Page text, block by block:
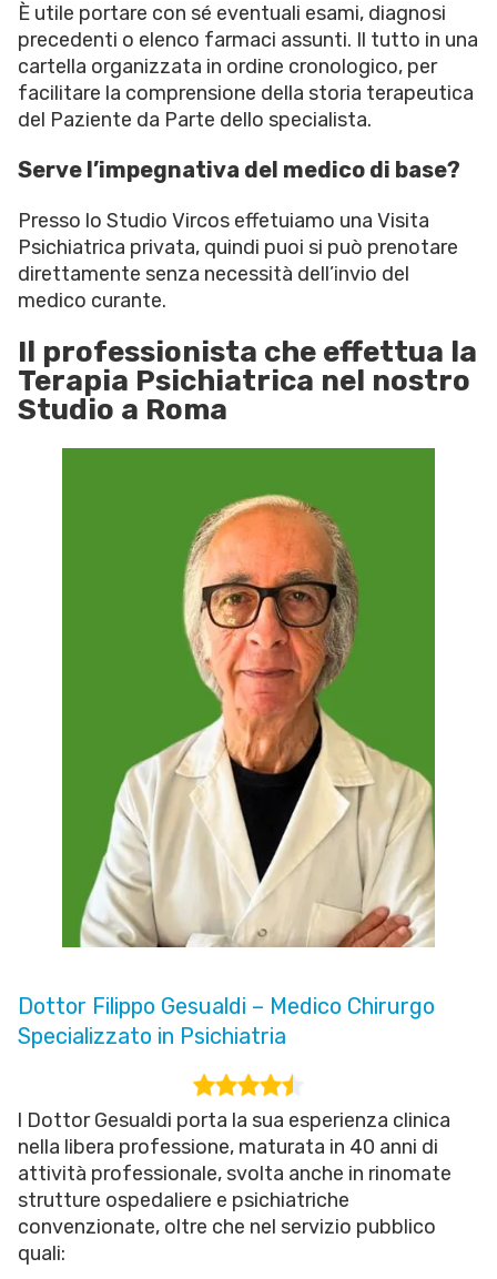
È utile portare con sé eventuali esami, diagnosi
precedenti o elenco farmaci assunti. Il tutto in una
cartella organizzata in ordine cronologico, per
facilitare la comprensione della storia terapeutica
del Paziente da Parte dello specialista.
Serve l’impegnativa del medico di base?
Presso lo Studio Vircos effetuiamo una Visita
Psichiatrica privata, quindi puoi si può prenotare
direttamente senza necessità dell’invio del
medico curante.
Il professionista che effettua la
Terapia Psichiatrica nel nostro
Studio a Roma
Dottor Filippo Gesualdi – Medico Chirurgo
Specializzato in Psichiatria
l Dottor Gesualdi porta la sua esperienza clinica
nella libera professione, maturata in 40 anni di
attività professionale, svolta anche in rinomate
strutture ospedaliere e psichiatriche
convenzionate, oltre che nel servizio pubblico
quali: